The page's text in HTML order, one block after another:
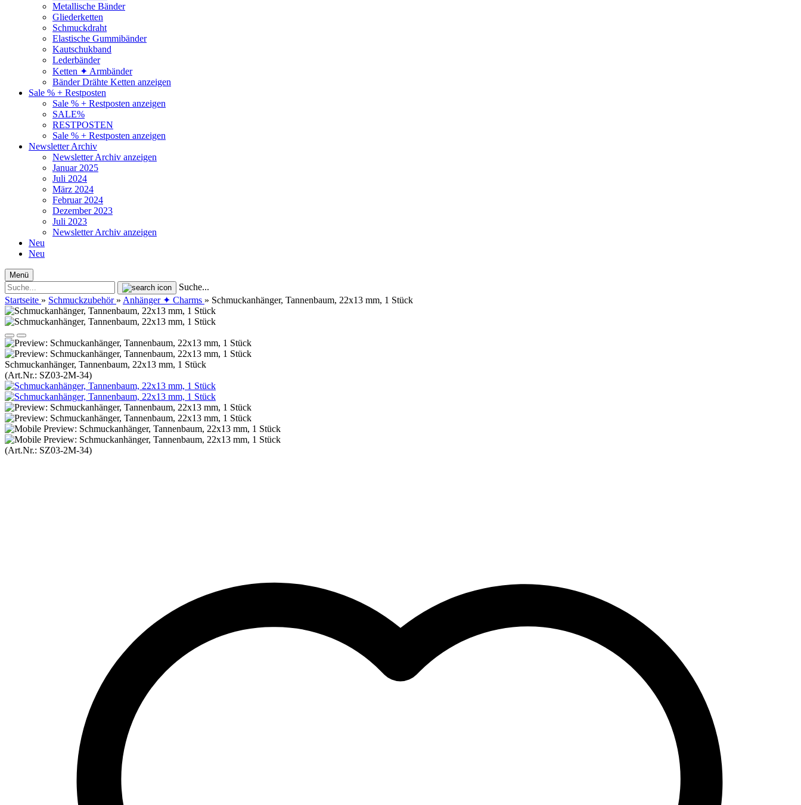
Metallische Bänder
Gliederketten
Schmuckdraht
Elastische Gummibänder
Kautschukband
Lederbänder
Ketten ✦ Armbänder
Bänder Drähte Ketten anzeigen
Sale % + Restposten
Sale % + Restposten anzeigen
SALE%
RESTPOSTEN
Sale % + Restposten anzeigen
Newsletter Archiv
Newsletter Archiv anzeigen
Januar 2025
Juli 2024
März 2024
Februar 2024
Dezember 2023
Juli 2023
Newsletter Archiv anzeigen
Neu
Neu
Menü
Suche...
Startseite » Schmuckzubehör » Anhänger ✦ Charms » Schmuckanhänger, Tannenbaum, 22x13 mm, 1 Stück
Schmuckanhänger, Tannenbaum, 22x13 mm, 1 Stück
(Art.Nr.: SZ03-2M-34)
(Art.Nr.: SZ03-2M-34)